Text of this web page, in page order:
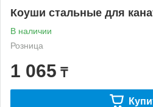
Коуши стальные для
В наличии
Розница
1 065 ₸